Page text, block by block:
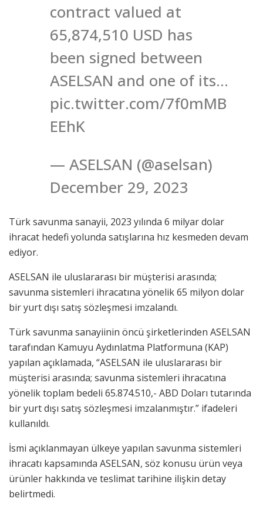
contract valued at
65,874,510 USD has
been signed between
ASELSAN and one of its…
pic.twitter.com/7f0mMB
EEhK
— ASELSAN (@aselsan)
December 29, 2023
Türk savunma sanayii, 2023 yılında 6 milyar dolar
ihracat hedefi yolunda satışlarına hız kesmeden devam
ediyor.
ASELSAN ile uluslararası bir müşterisi arasında;
savunma sistemleri ihracatına yönelik 65 milyon dolar
bir yurt dışı satış sözleşmesi imzalandı.
Türk savunma sanayiinin öncü şirketlerinden ASELSAN
tarafından Kamuyu Aydınlatma Platformuna (KAP)
yapılan açıklamada, “ASELSAN ile uluslararası bir
müşterisi arasında; savunma sistemleri ihracatına
yönelik toplam bedeli 65.874.510,- ABD Doları tutarında
bir yurt dışı satış sözleşmesi imzalanmıştır.” ifadeleri
kullanıldı.
İsmi açıklanmayan ülkeye yapılan savunma sistemleri
ihracatı kapsamında ASELSAN, söz konusu ürün veya
ürünler hakkında ve teslimat tarihine ilişkin detay
belirtmedi.